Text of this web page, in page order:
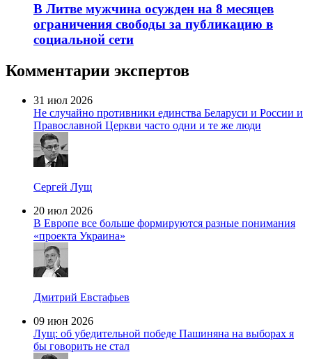
В Литве мужчина осужден на 8 месяцев
ограничения свободы за публикацию в
социальной сети
Комментарии экспертов
31 июл 2026
Не случайно противники единства Беларуси и России и
Православной Церкви часто одни и те же люди
Сергей Лущ
20 июл 2026
В Европе все больше формируются разные понимания
«проекта Украина»
Дмитрий Евстафьев
09 июн 2026
Лущ: об убедительной победе Пашиняна на выборах я
бы говорить не стал